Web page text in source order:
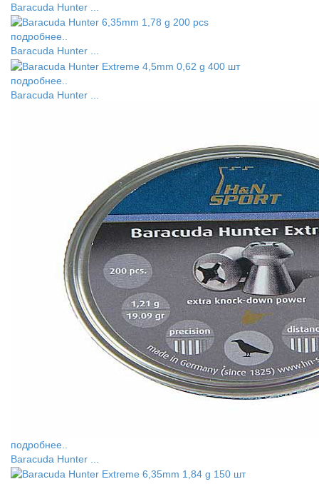
Baracuda Hunter ...
подробнее..
Baracuda Hunter ...
подробнее..
Baracuda Hunter ...
подробнее..
Baracuda Hunter ...